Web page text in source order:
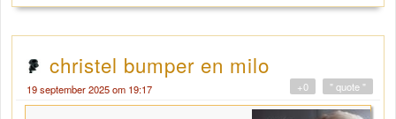
christel bumper en milo
19 september 2025 om 19:17 " quote "
+0